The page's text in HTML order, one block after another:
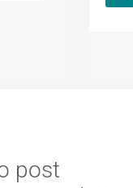
post